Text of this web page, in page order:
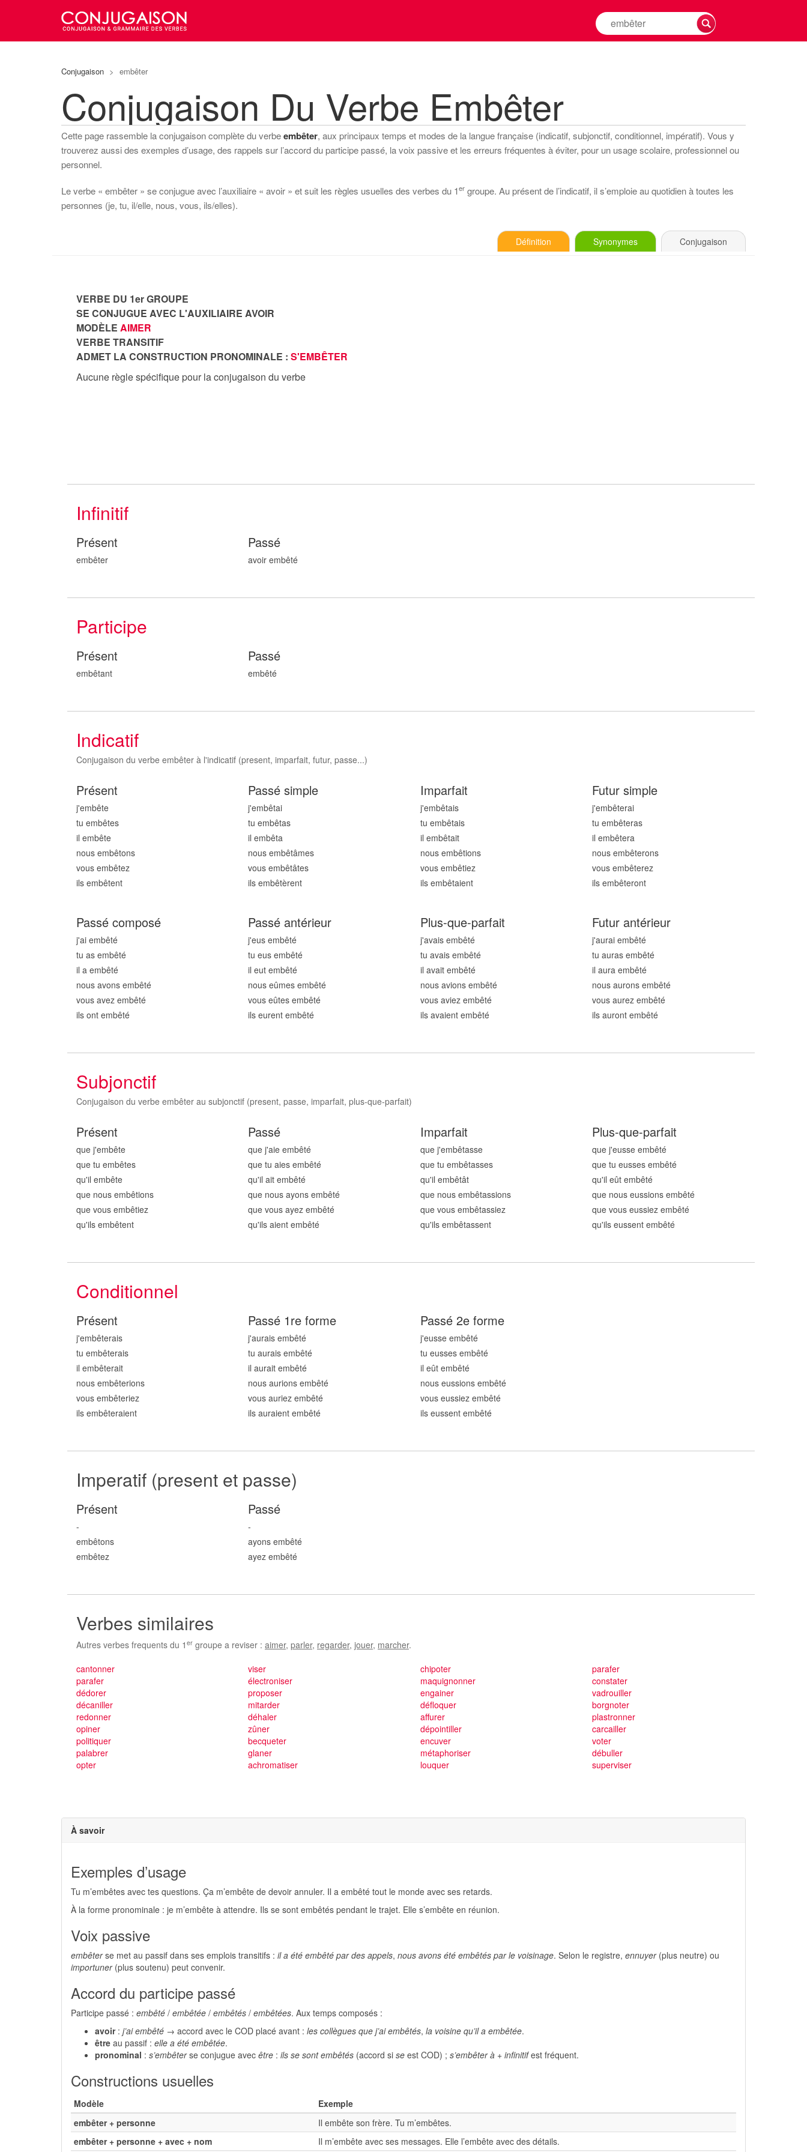
Rechercher
la
Conjugaison > embêter
Conjugaison Du Verbe Embêter
Cette page rassemble la conjugaison complète du verbeembêter, aux principaux temps et modes de la langue française (indicatif, subjonctif, conditionnel, impératif). Vous y
trouverez aussi des exemples d’usage, des rappels sur l’accord du participe passé, la voix passive et les erreurs fréquentes à éviter, pour un usage scolaire, professionnel ou
personnel.
Le verbe « embêter » se conjugue avec l’auxiliaire « avoir » et suit les règles usuelles des verbes du 1er groupe. Au présent de l’indicatif, il s’emploie au quotidien à toutes les
personnes (je, tu, il/elle, nous, vous, ils/elles).
Définition Synonymes Conjugaison
VERBE DU 1er GROUPE
SE CONJUGUE AVEC L'AUXILIAIRE AVOIR
MODÈLE AIMER
VERBE TRANSITIF
ADMET LA CONSTRUCTION PRONOMINALE : S'EMBÊTER
Aucune règle spécifique pour la conjugaison du verbe
Infinitif
Présent
embêter
Passé
avoir embêté
Participe
Présent
embêtant
Passé
embêté
Indicatif
Conjugaison du verbe embêter à l'indicatif (present, imparfait, futur, passe...)
Présent
j'embête
tu embêtes
il embête
nous embêtons
vous embêtez
ils embêtent
Passé simple
j'embêtai
tu embêtas
il embêta
nous embêtâmes
vous embêtâtes
ils embêtèrent
Imparfait
j'embêtais
tu embêtais
il embêtait
nous embêtions
vous embêtiez
ils embêtaient
Futur simple
j'embêterai
tu embêteras
il embêtera
nous embêterons
vous embêterez
ils embêteront
Passé composé
j'ai embêté
tu as embêté
il a embêté
nous avons embêté
vous avez embêté
ils ont embêté
Passé antérieur
j'eus embêté
tu eus embêté
il eut embêté
nous eûmes embêté
vous eûtes embêté
ils eurent embêté
Plus-que-parfait
j'avais embêté
tu avais embêté
il avait embêté
nous avions embêté
vous aviez embêté
ils avaient embêté
Futur antérieur
j'aurai embêté
tu auras embêté
il aura embêté
nous aurons embêté
vous aurez embêté
ils auront embêté
Subjonctif
Conjugaison du verbe embêter au subjonctif (present, passe, imparfait, plus-que-parfait)
Présent
que j'embête
que tu embêtes
qu'il embête
que nous embêtions
que vous embêtiez
qu'ils embêtent
Passé
que j'aie embêté
que tu aies embêté
qu'il ait embêté
que nous ayons embêté
que vous ayez embêté
qu'ils aient embêté
Imparfait
que j'embêtasse
que tu embêtasses
qu'il embêtât
que nous embêtassions
que vous embêtassiez
qu'ils embêtassent
Plus-que-parfait
que j'eusse embêté
que tu eusses embêté
qu'il eût embêté
que nous eussions embêté
que vous eussiez embêté
qu'ils eussent embêté
Conditionnel
Présent
j'embêterais
tu embêterais
il embêterait
nous embêterions
vous embêteriez
ils embêteraient
Passé 1re forme
j'aurais embêté
tu aurais embêté
il aurait embêté
nous aurions embêté
vous auriez embêté
ils auraient embêté
Passé 2e forme
j'eusse embêté
tu eusses embêté
il eût embêté
nous eussions embêté
vous eussiez embêté
ils eussent embêté
Imperatif (present et passe)
Présent
-
embêtons
embêtez
Passé
-
ayons embêté
ayez embêté
Verbes similaires
Autres verbes frequents du 1 er groupe a reviser : aimer, parler, regarder, jouer, marcher.
cantonner
parafer
dédorer
décaniller
redonner
opiner
politiquer
palabrer
opter
viser
électroniser
proposer
mitarder
déhaler
zûner
becqueter
glaner
achromatiser
chipoter
maquignonner
engainer
défloquer
affurer
dépointiller
encuver
métaphoriser
louquer
parafer
constater
vadrouiller
borgnoter
plastronner
carcailler
voter
débuller
superviser
À savoir
Exemples d’usage
Tu m’embêtes avec tes questions. Ça m’embête de devoir annuler. Il a embêté tout le monde avec ses retards.
À la forme pronominale : je m’embête à attendre. Ils se sont embêtés pendant le trajet. Elle s’embête en réunion.
Voix passive
embêterse met au passif dans ses emplois transitifs : il a été embêté par des appels, nous avons été embêtés par le voisinage. Selon le registre, ennuyer(plus neutre) ou
importuner(plus soutenu) peut convenir.
Accord du participe passé
Participe passé : embêté / embêtée / embêtés / embêtées. Aux temps composés :
avoir: j’ai embêté → accord avec le COD placé avant : les collègues que j’ai embêtés, la voisine qu’il a embêtée.
être au passif : elle a été embêtée.
pronominal : s’embêterse conjugue avec être : ils se sont embêtés (accord si se est COD) ; s’embêter à + infinitifest fréquent.
Constructions usuelles
Modèle
Exemple
embêter + personne
Il embête son frère. Tu m’embêtes.
embêter + personne + avec + nom
Il m’embête avec ses messages. Elle l’embête avec des détails.